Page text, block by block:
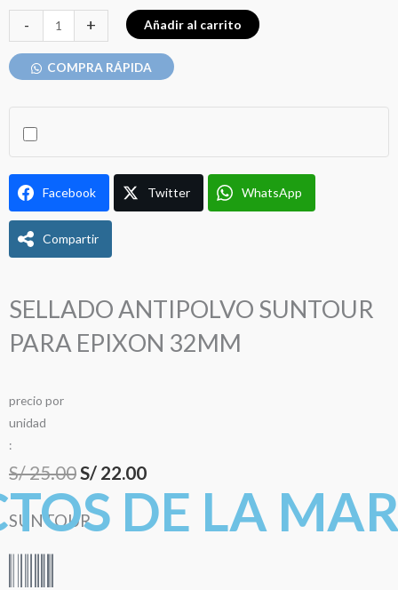
original
era:
S/ 25.00.
actual
es:
S/ 22.00.
-
SUNTOUR
PARA
EPIXON
cantidad
+ Añadir al carrito
COMPRA RÁPIDA
Facebook Twitter WhatsApp
Compartir
SELLADO ANTIPOLVO SUNTOUR
PARA EPIXON 32MM
precio por
unidad
:
S/25.00El
precio
S/ 22.00El
precio
DE LA
SUNTOUR